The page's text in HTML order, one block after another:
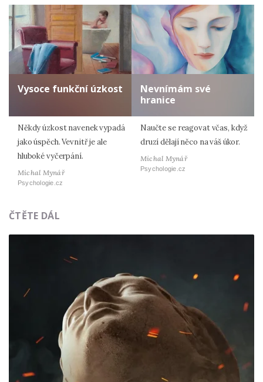
Vysoce funkční úzkost
Někdy úzkost navenek vypadá
jako úspěch. Vevnitř je ale
hluboké vyčerpání.
Michal Mynář
Psychologie.cz
Nevnímám své
hranice
Naučte se reagovat včas, když
druzí dělají něco na váš úkor.
Michal Mynář
Psychologie.cz
ČTĚTE DÁL